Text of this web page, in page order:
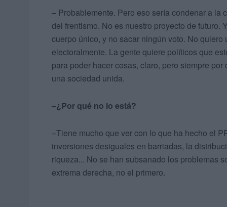
– Probablemente. Pero eso sería condenar a
del frentismo. No es nuestro proyecto de
cuerpo único, y no sacar ningún voto. No
electoralmente. La gente quiere políticos que
para poder hacer cosas, claro, pero siempre
una sociedad unida.
–¿Por qué no lo está?
–Tiene mucho que ver con lo que ha hecho el
inversiones desiguales en barriadas, la
riqueza... No se han subsanado los problemas
extrema derecha, no el primero.